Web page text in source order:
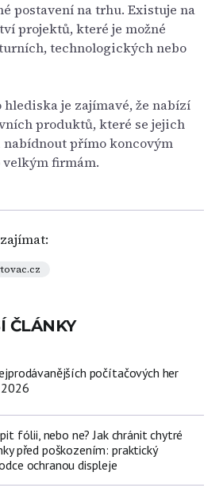
postavení na trhu. Existuje na
projektů, které je možné
technologických nebo
je zajímavé, že nabízí
produktů, které se jejich
přímo koncovým
firmám.
ČLÁNKY
počítačových her
fólii, nebo ne? Jak chránit chytré
před poškozením: praktický
ochranou displeje